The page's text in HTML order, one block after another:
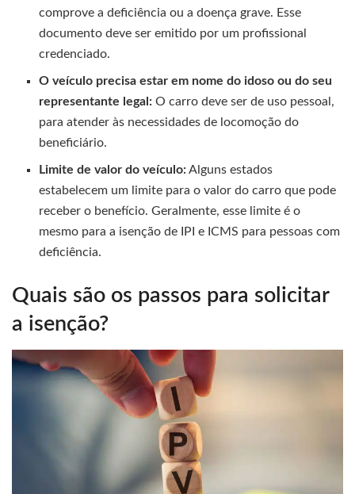
comprove a deficiência ou a doença grave. Esse
documento deve ser emitido por um profissional
credenciado.
O veículo precisa estar em nome do idoso ou do seu
representante legal: O carro deve ser de uso pessoal,
para atender às necessidades de locomoção do
beneficiário.
Limite de valor do veículo:Alguns estados
estabelecem um limite para o valor do carro que pode
receber o benefício. Geralmente, esse limite é o
mesmo para a isenção de IPI e ICMS para pessoas com
deficiência.
Quais são os passos para solicitar
a isenção?